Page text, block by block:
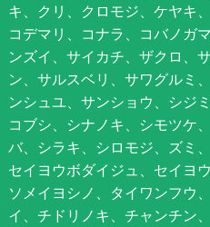
キ、クリ、クロモジ、ケヤキ
コデマリ、コナラ、コバノガ
ンズイ、サイカチ、ザクロ、
ン、サルスベリ、サワグルミ
ンシュユ、サンショウ、シジ
コブシ、シナノキ、シモツケ
バ、シラキ、シロモジ、ズミ
セイヨウボダイジュ、セイヨ
ソメイヨシノ、タイワンフウ
イ、チドリノキ、チャンチン